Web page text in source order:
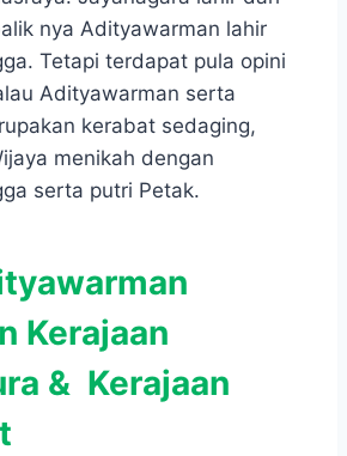
nya Adityawarman lahir
Tetapi terdapat pula opini
Adityawarman serta
kerabat sedaging,
menikah dengan
serta putri Petak.
Kerajaan
& Kerajaan